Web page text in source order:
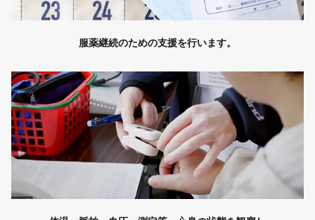
服薬継続のための支援を行います。